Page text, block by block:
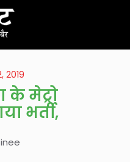
2019
के मेट्रो
भर्ती,